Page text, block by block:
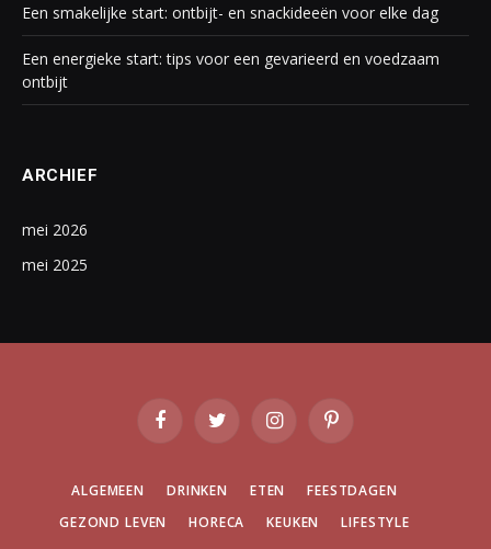
Een smakelijke start: ontbijt- en snackideeën voor elke dag
Een energieke start: tips voor een gevarieerd en voedzaam
ontbijt
ARCHIEF
mei 2026
mei 2025
FacebookTwitter InstagramPinterest
ALGEMEEN DRINKEN ETEN
FEESTDAGEN
GEZOND LEVEN
HORECA KEUKEN
LIFESTYLE